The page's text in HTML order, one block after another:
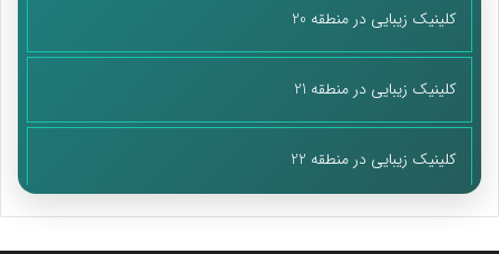
کلینیک زیبایی در منطقه 20
کلینیک زیبایی در منطقه 21
کلینیک زیبایی در منطقه 22